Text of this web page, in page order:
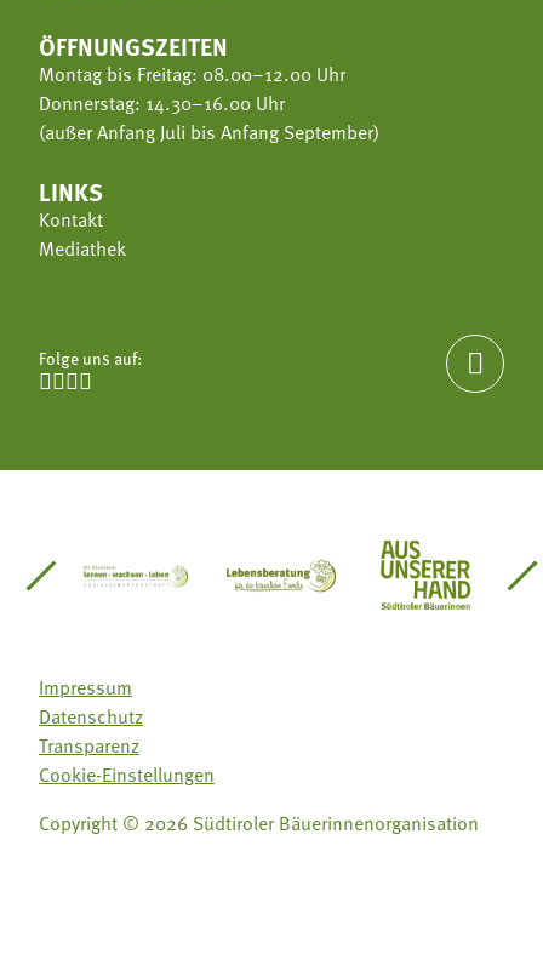
ÖFFNUNGSZEITEN
Montag bis Freitag: 08.00–12.00 Uhr
Donnerstag: 14.30–16.00 Uhr
(außer Anfang Juli bis Anfang September)
LINKS
Kontakt
Mediathek
Folge uns auf:


Südtirol
Gärtnervereinigung
Sozialgenossenschaft Mit Bäuerinnen lernen -
Lebensberatung für dieAus unserer
Impressum
Datenschutz
Transparenz
Cookie-Einstellungen
Copyright © 2026 Südtiroler Bäuerinnenorganisation